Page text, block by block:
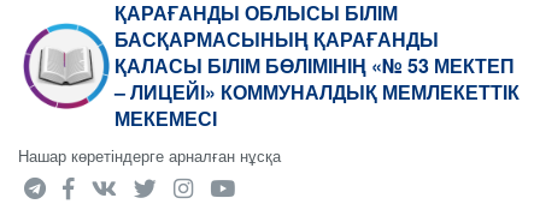
ҚАРАҒАНДЫ ОБЛЫСЫ БІЛІМ
БАСҚАРМАСЫНЫҢ ҚАРАҒАНДЫ
ҚАЛАСЫ БІЛІМ БӨЛІМІНІҢ «№ 53 МЕКТЕП
– ЛИЦЕЙІ» КОММУНАЛДЫҚ МЕМЛЕКЕТТІК
МЕКЕМЕСІ
Нашар көретіндерге арналған нұсқа